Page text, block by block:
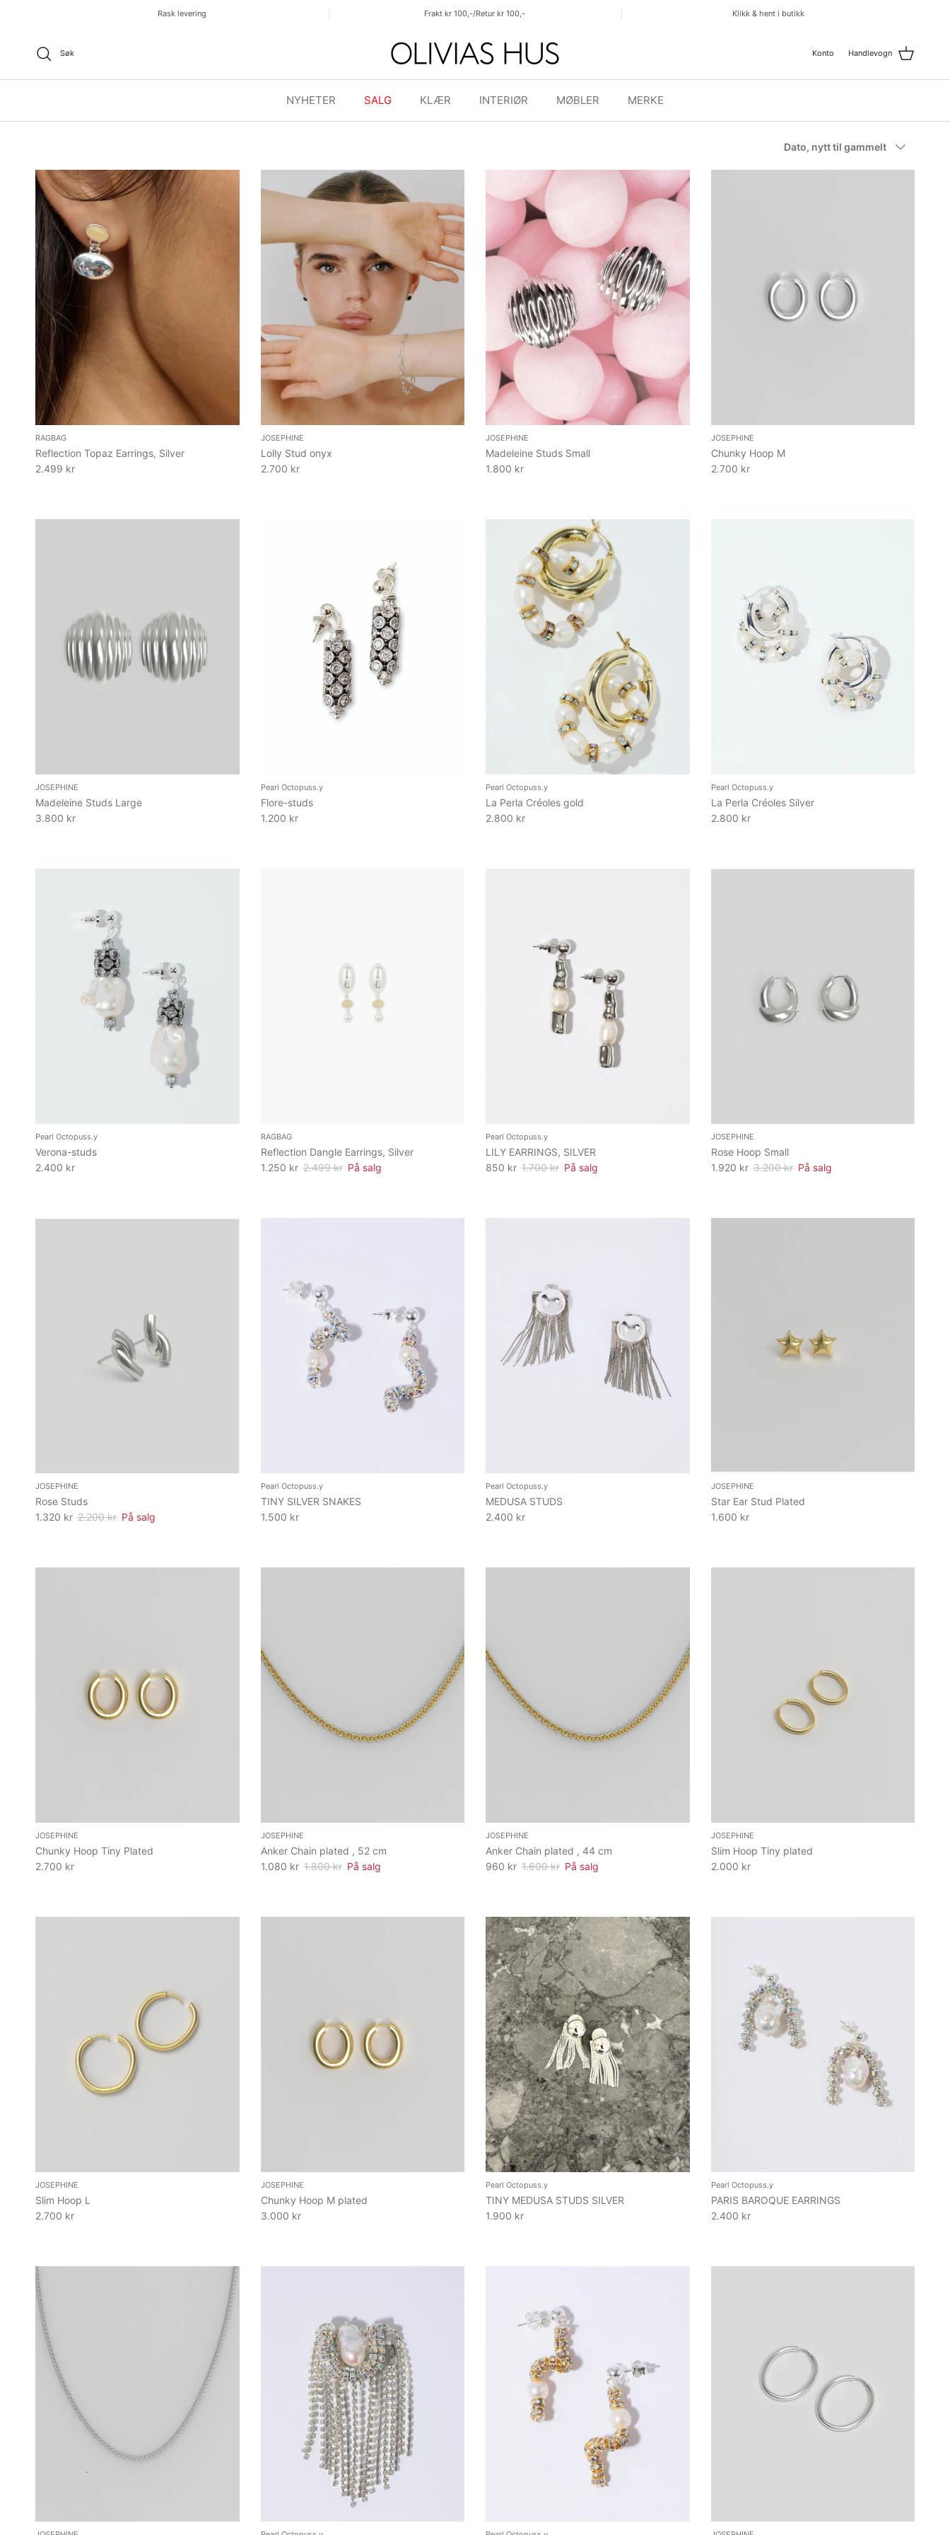
Rask levering Frakt kr 100,-/Retur kr 100,- Klikk & hent i butikk
Søk Konto Handlevogn
NYHETER SALG KLÆR INTERIØR MØBLER MERKE
Dato, nytt til gammelt
RAGBAG
Reflection Topaz Earrings, Silver
2.499 kr
JOSEPHINE
Lolly Stud onyx
2.700 kr
JOSEPHINE
Madeleine Studs Small
1.800 kr
JOSEPHINE
Chunky Hoop M
2.700 kr
JOSEPHINE
Madeleine Studs Large
3.800 kr
Pearl Octopuss.y
Flore-studs
1.200 kr
Pearl Octopuss.y
La Perla Créoles gold
2.800 kr
Pearl Octopuss.y
La Perla Créoles Silver
2.800 kr
Pearl Octopuss.y
Verona-studs
2.400 kr
RAGBAG
Reflection Dangle Earrings, Silver
1.250 kr 2.499 kr På salg
Pearl Octopuss.y
LILY EARRINGS, SILVER
850 kr 1.700 kr På salg
JOSEPHINE
Rose Hoop Small
1.920 kr 3.200 kr På salg
JOSEPHINE
Rose Studs
1.320 kr 2.200 kr På salg
Pearl Octopuss.y
TINY SILVER SNAKES
1.500 kr
Pearl Octopuss.y
MEDUSA STUDS
2.400 kr
JOSEPHINE
Star Ear Stud Plated
1.600 kr
JOSEPHINE
Chunky Hoop Tiny Plated
2.700 kr
JOSEPHINE
Anker Chain plated , 52 cm
1.080 kr 1.800 kr På salg
JOSEPHINE
Anker Chain plated , 44 cm
960 kr 1.600 kr På salg
JOSEPHINE
Slim Hoop Tiny plated
2.000 kr
JOSEPHINE
Slim Hoop L
2.700 kr
JOSEPHINE
Chunky Hoop M plated
3.000 kr
Pearl Octopuss.y
TINY MEDUSA STUDS SILVER
1.900 kr
Pearl Octopuss.y
PARIS BAROQUE EARRINGS
2.400 kr